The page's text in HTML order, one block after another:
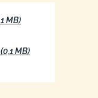
MB)
(0,1 MB)